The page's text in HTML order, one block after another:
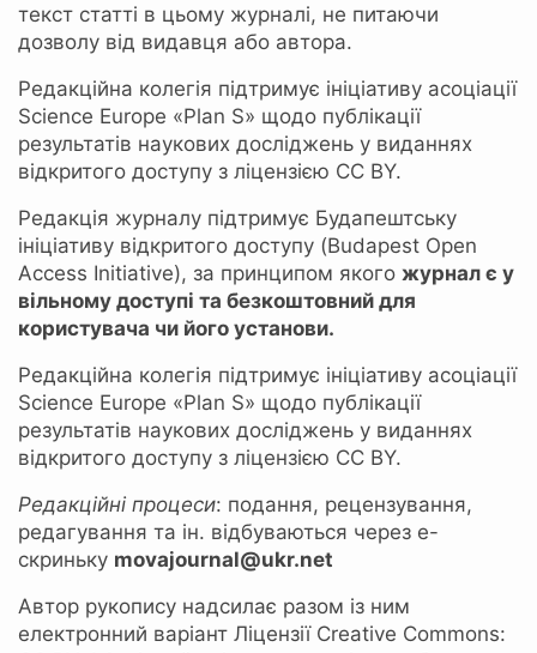
текст статті в цьому журналі, не питаючи
дозволу від видавця або автора.
Редакційна колегія підтримує ініціативу асоціації
Science Europe «Plan S» щодо публікації
результатів наукових досліджень у виданнях
відкритого доступу з ліцензією CC BY.
Редакція журналу підтримує Будапештську
ініціативу відкритого доступу (Budapest Open
Access Initiative), за принципом якого журнал є у
вільному доступі та безкоштовний для
користувача чи його установи.
Редакційна колегія підтримує ініціативу асоціації
Science Europe «Plan S» щодо публікації
результатів наукових досліджень у виданнях
відкритого доступу з ліцензією CC BY.
Редакційні процеси: подання, рецензування,
редагування та ін. відбуваються через е-
скриньку movajournal@ukr.net
Автор рукопису надсилає разом із ним
електронний варіант Ліцензії Creative Commons: